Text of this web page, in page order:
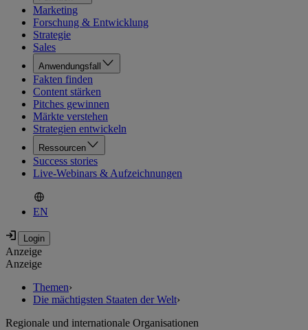
Marketing
Forschung & Entwicklung
Strategie
Sales
Anwendungsfall
Fakten finden
Content stärken
Pitches gewinnen
Märkte verstehen
Strategien entwickeln
Ressourcen
Success stories
Live-Webinars & Aufzeichnungen
EN
Anzeige
Anzeige
Themen›
Die mächtigsten Staaten der Welt›
Regionale und internationale Organisationen